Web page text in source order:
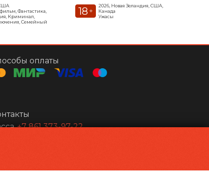
Фантастика,
Криминал,
Семейный
18 +
2026, Новая Зеландия, США,
Канада
Ужасы
оплаты
+7 861 373-97-22